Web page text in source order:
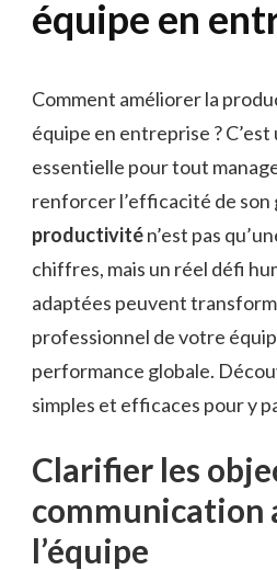
équipe en
Comment améliorer la
équipe en entreprise ?
essentielle pour tout
renforcer l’efficacité de son
productivitén’est pas
chiffres, mais un réel défi
adaptées peuvent
professionnel de votre
performance globale.
simples et efficaces pour y
Clarifier les
communication
l’équipe